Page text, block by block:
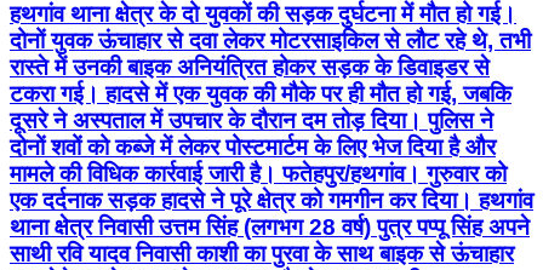
हथगांव थाना क्षेत्र के दो युवकों की सड़क दुर्घटना में मौत हो गई।
दोनों युवक ऊंचाहार से दवा लेकर मोटरसाइकिल से लौट रहे थे, तभी
रास्ते में उनकी बाइक अनियंत्रित होकर सड़क के डिवाइडर से
टकरा गई। हादसे में एक युवक की मौके पर ही मौत हो गई, जबकि
दूसरे ने अस्पताल में उपचार के दौरान दम तोड़ दिया। पुलिस ने
दोनों शवों को कब्जे में लेकर पोस्टमार्टम के लिए भेज दिया है और
मामले की विधिक कार्रवाई जारी है। फतेहपुर/हथगांव। गुरुवार को
एक दर्दनाक सड़क हादसे ने पूरे क्षेत्र को गमगीन कर दिया। हथगांव
थाना क्षेत्र निवासी उत्तम सिंह (लगभग 28 वर्ष) पुत्र पप्पू सिंह अपने
साथी रवि यादव निवासी काशी का पुरवा के साथ बाइक से ऊंचाहार